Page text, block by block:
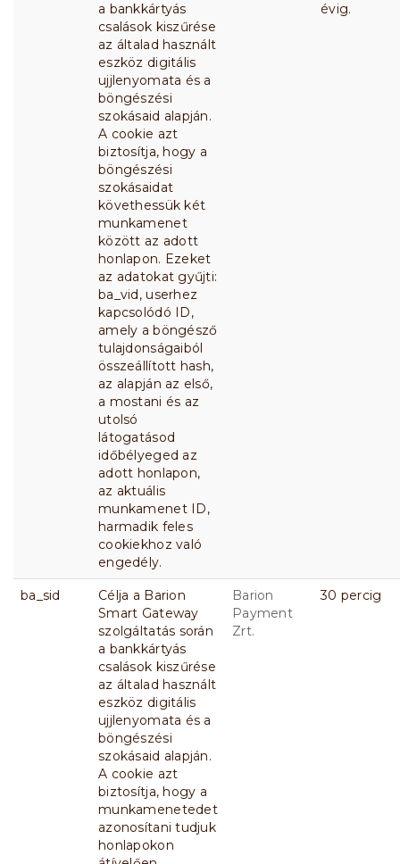
a bankkártyás
csalások kiszűrése
az általad használt
eszköz digitális
ujjlenyomata és a
böngészési
szokásaid alapján.
A cookie azt
biztosítja, hogy a
böngészési
szokásaidat
követhessük két
munkamenet
között az adott
honlapon. Ezeket
az adatokat gyűjti:
ba_vid, userhez
kapcsolódó ID,
amely a böngésző
tulajdonságaiból
összeállított hash,
az alapján az első,
a mostani és az
utolsó
látogatásod
időbélyeged az
adott honlapon,
az aktuális
munkamenet ID,
harmadik feles
cookiekhoz való
engedély.
évig.
ba_sid
Célja a Barion
Smart Gateway
szolgáltatás során
a bankkártyás
csalások kiszűrése
az általad használt
eszköz digitális
ujjlenyomata és a
böngészési
szokásaid alapján.
A cookie azt
biztosítja, hogy a
munkamenetedet
azonosítani tudjuk
honlapokon
Barion
Payment
Zrt.
30 percig